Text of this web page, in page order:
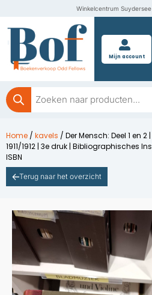
inhoud
Winkelcentrum
Mijn account
Producten
zoeken
Home / kavels / Der Mensch: Deel 1 en 2
1911/1912 | 3e druk | Bibliographisches
ISBN
Terug naar het overzicht